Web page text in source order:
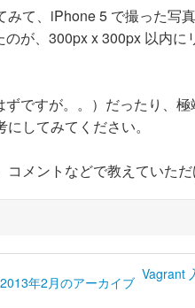
て、iPhone 5 で撮った写
が、300px x 300px 以内
ですが。。）だったり、
してみてください。
メントなどで教えていただ
2013年2月のアーカイブ Vagrant